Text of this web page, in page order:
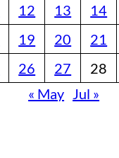
12 13 14
19 20 21
26 27 28
« May
Jul »